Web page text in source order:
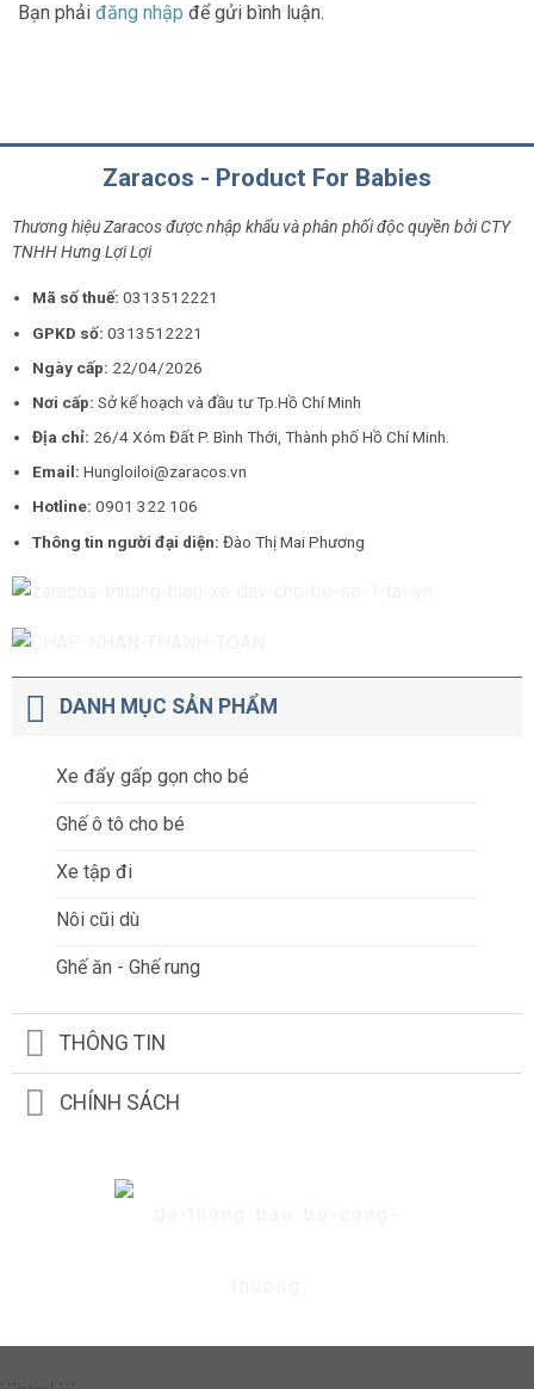
Bạn phải đăng nhập để gửi bình luận.
Zaracos - Product For Babies
Thương hiệu Zaracos được nhập khẩu và phân phối độc quyền bởi CTY
TNHH Hưng Lợi Lợi
Mã số thuế: 0313512221
GPKD số:0313512221
Ngày cấp: 22/04/2026
Nơi cấp:Sở kế hoạch và đầu tư Tp.Hồ Chí Minh
Địa chỉ: 26/4 Xóm Đất P. Bình Thới, Thành phố Hồ Chí Minh.
Email:Hungloiloi@zaracos.vn
Hotline:0901 322 106
Thông tin người đại diện:Đào Thị Mai Phương
DANH MỤC SẢN PHẨM
Xe đẩy gấp gọn cho bé
Ghế ô tô cho bé
Xe tập đi
Nôi cũi dù
Ghế ăn - Ghế rung
THÔNG TIN
CHÍNH SÁCH